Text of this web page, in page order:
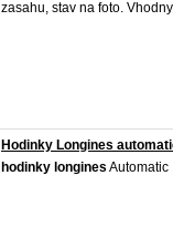
zasahu, stav na foto.
Hodinky Longines
hodinky longines Automatic